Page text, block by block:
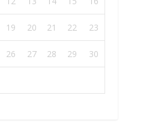
19 20 21 22 23
26 27 28 29 30